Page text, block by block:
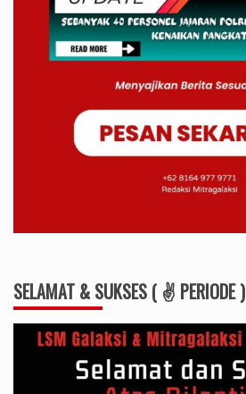
SELAMAT & SUKSES ( ✌ PERIODE )